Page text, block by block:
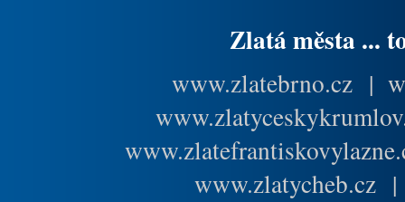
Zlatá města ...
www.zlatebrno.cz |
www.zlatycheb.cz